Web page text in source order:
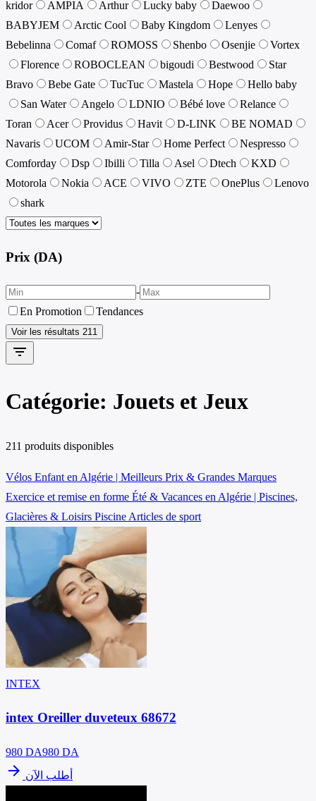
kridor AMPIA Arthur Lucky baby
Daewoo
BABYJEM
Arctic Cool Baby Kingdom
Lenyes
Bebelinna
Comaf ROMOSS Shenbo Osenjie
Vortex
Florence
ROBOCLEAN bigoudi Bestwood
Star
Bravo
Bebe Gate TucTuc Mastela Hope
Hello baby
San Water
Angelo LDNIO Bébé love
Relance
Toran
Acer Providus Havit D-LINK
BE NOMAD
Navaris
UCOM Amir-Star Home Perfect
Nespresso
Comforday
Dsp Ibilli Tilla Asel Dtech
KXD
Motorola
Nokia ACE VIVO ZTE OnePlus
Lenovo
shark
Prix (DA)
-
En Promotion
Tendances
Voir les résultats 211
filter_list
Catégorie: Jouets et Jeux
211 produits disponibles
Vélos Enfant en Algérie | Meilleurs Prix & Grandes Marques
Exercice et remise en forme Été & Vacances en Algérie | Piscines,
Glacières & Loisirs Piscine Articles de sport
INTEX
intex Oreiller duveteux 68672
980 DA980 DA
arrow_forward أطلب الآن